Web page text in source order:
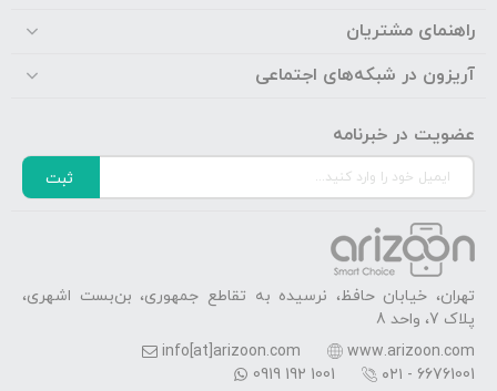
راهنمای مشتریان
آریزون در شبکه‌های اجتماعی
عضویت در خبرنامه
ثبت
تهران، خیابان حافظ، نرسیده به تقاطع جمهوری، بن‌بست اشهری،
پلاک 7، واحد 8
www.arizoon.com
info[at]arizoon.com
۰۲۱ - 66761001
0919 192 1001